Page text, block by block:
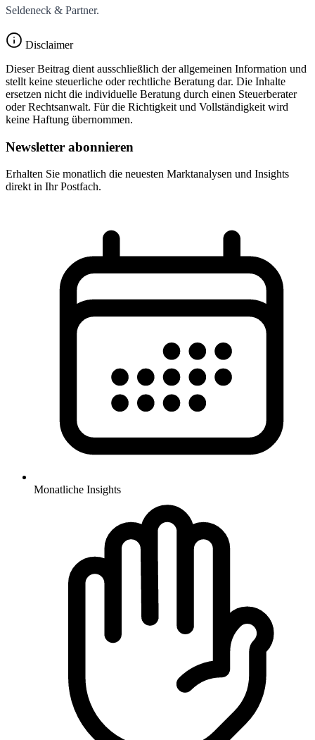
Seldeneck & Partner.
Disclaimer
Dieser Beitrag dient ausschließlich der allgemeinen Information und
stellt keine steuerliche oder rechtliche Beratung dar. Die Inhalte
ersetzen nicht die individuelle Beratung durch einen Steuerberater
oder Rechtsanwalt. Für die Richtigkeit und Vollständigkeit wird
keine Haftung übernommen.
Newsletter abonnieren
Erhalten Sie monatlich die neuesten Marktanalysen und Insights
direkt in Ihr Postfach.
Monatliche Insights